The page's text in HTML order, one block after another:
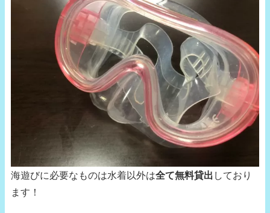
海遊びに必要なものは水着以外は全て無料貸出 しており
ます！